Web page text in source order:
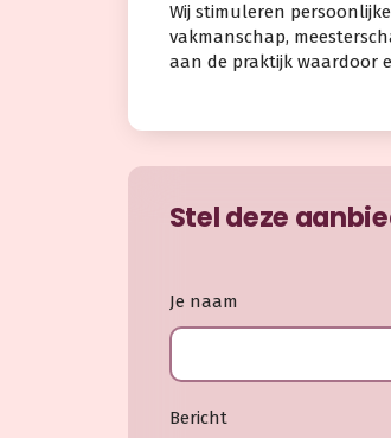
Wij stimuleren
vakmanschap,
aan de praktijk waardoor
Stel deze
Je naam
Bericht